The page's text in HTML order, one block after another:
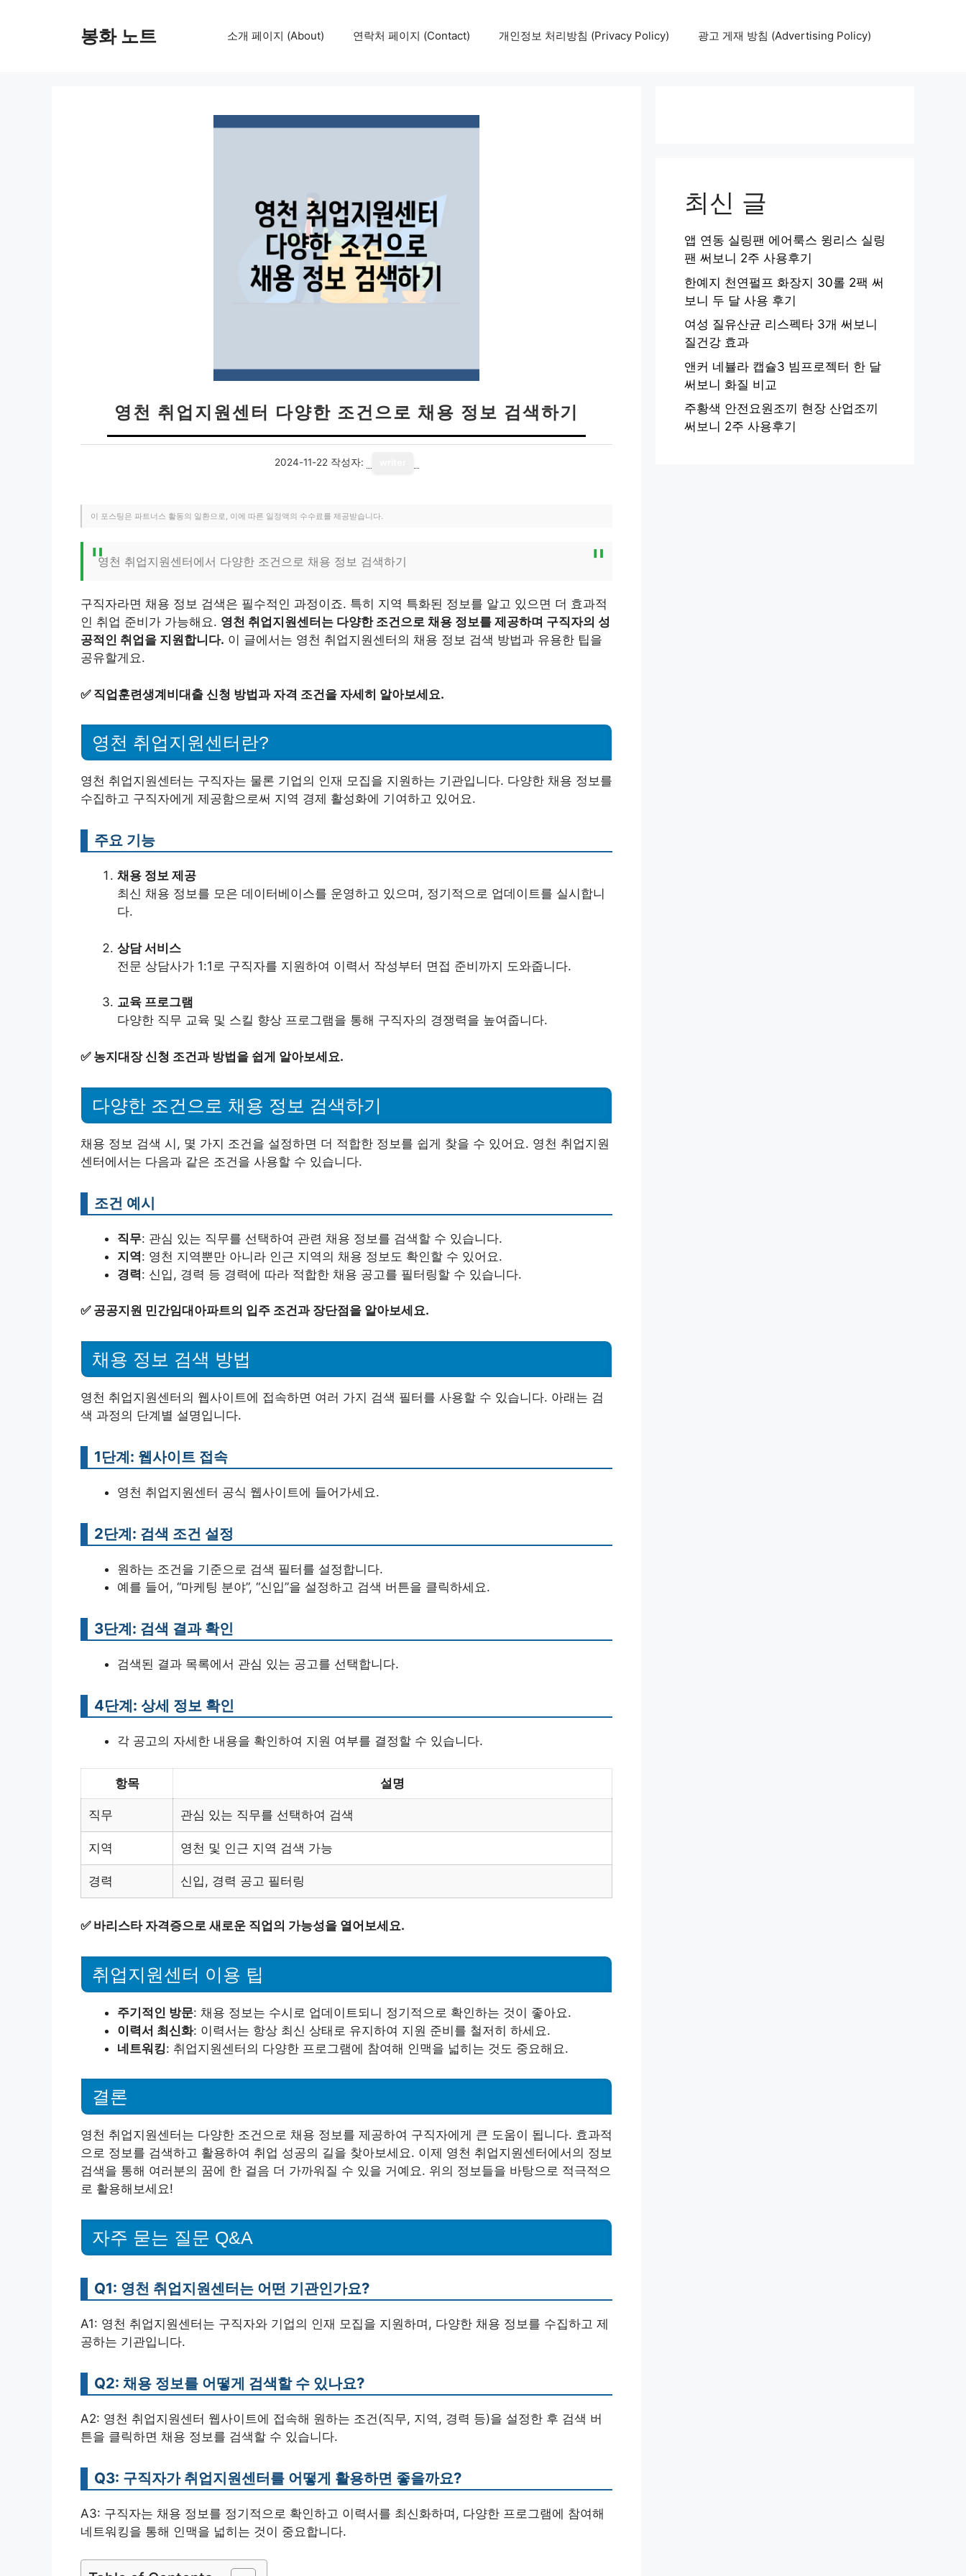
봉화 노트 소개 페이지 (About) 연락처 페이지 (Contact) 개인정보 처리방침 (Privacy Policy) 광고 게재 방침 (Advertising Policy)
영천 취업지원센터 다양한 조건으로 채용 정보 검색하기
2024-11-22 작성자:
이 포스팅은 파트너스 활동의 일환으로, 이에 따른 일정액의 수수료를 제공받습니다.
영천 취업지원센터에서 다양한 조건으로 채용 정보 검색하기
구직자라면 채용 정보 검색은 필수적인 과정이죠. 특히 지역 특화된 정보를 알고 있으면 더 효과적
인 취업 준비가 가능해요. 영천 취업지원센터는 다양한 조건으로 채용 정보를 제공하며 구직자의 성
공적인 취업을 지원합니다. 이 글에서는 영천 취업지원센터의 채용 정보 검색 방법과 유용한 팁을
공유할게요.
✅ 직업훈련생계비대출 신청 방법과 자격 조건을 자세히 알아보세요.
영천 취업지원센터란?
영천 취업지원센터는 구직자는 물론 기업의 인재 모집을 지원하는 기관입니다. 다양한 채용 정보를
수집하고 구직자에게 제공함으로써 지역 경제 활성화에 기여하고 있어요.
주요 기능
채용 정보 제공
최신 채용 정보를 모은 데이터베이스를 운영하고 있으며, 정기적으로 업데이트를 실시합니
다.
상담 서비스
전문 상담사가 1:1로 구직자를 지원하여 이력서 작성부터 면접 준비까지 도와줍니다.
교육 프로그램
다양한 직무 교육 및 스킬 향상 프로그램을 통해 구직자의 경쟁력을 높여줍니다.
✅ 농지대장 신청 조건과 방법을 쉽게 알아보세요.
다양한 조건으로 채용 정보 검색하기
채용 정보 검색 시, 몇 가지 조건을 설정하면 더 적합한 정보를 쉽게 찾을 수 있어요. 영천 취업지원
센터에서는 다음과 같은 조건을 사용할 수 있습니다.
조건 예시
직무: 관심 있는 직무를 선택하여 관련 채용 정보를 검색할 수 있습니다.
지역: 영천 지역뿐만 아니라 인근 지역의 채용 정보도 확인할 수 있어요.
경력: 신입, 경력 등 경력에 따라 적합한 채용 공고를 필터링할 수 있습니다.
✅ 공공지원 민간임대아파트의 입주 조건과 장단점을 알아보세요.
채용 정보 검색 방법
영천 취업지원센터의 웹사이트에 접속하면 여러 가지 검색 필터를 사용할 수 있습니다. 아래는 검
색 과정의 단계별 설명입니다.
1단계: 웹사이트 접속
영천 취업지원센터 공식 웹사이트에 들어가세요.
2단계: 검색 조건 설정
원하는 조건을 기준으로 검색 필터를 설정합니다.
예를 들어, “마케팅 분야”, “신입”을 설정하고 검색 버튼을 클릭하세요.
3단계: 검색 결과 확인
검색된 결과 목록에서 관심 있는 공고를 선택합니다.
4단계: 상세 정보 확인
각 공고의 자세한 내용을 확인하여 지원 여부를 결정할 수 있습니다.
항목 설명
직무 관심 있는 직무를 선택하여 검색
지역 영천 및 인근 지역 검색 가능
경력 신입, 경력 공고 필터링
✅ 바리스타 자격증으로 새로운 직업의 가능성을 열어보세요.
취업지원센터 이용 팁
주기적인 방문: 채용 정보는 수시로 업데이트되니 정기적으로 확인하는 것이 좋아요.
이력서 최신화: 이력서는 항상 최신 상태로 유지하여 지원 준비를 철저히 하세요.
네트워킹: 취업지원센터의 다양한 프로그램에 참여해 인맥을 넓히는 것도 중요해요.
결론
영천 취업지원센터는 다양한 조건으로 채용 정보를 제공하여 구직자에게 큰 도움이 됩니다. 효과적
으로 정보를 검색하고 활용하여 취업 성공의 길을 찾아보세요. 이제 영천 취업지원센터에서의 정보
검색을 통해 여러분의 꿈에 한 걸음 더 가까워질 수 있을 거예요. 위의 정보들을 바탕으로 적극적으
로 활용해보세요!
자주 묻는 질문 Q&A
Q1: 영천 취업지원센터는 어떤 기관인가요?
A1: 영천 취업지원센터는 구직자와 기업의 인재 모집을 지원하며, 다양한 채용 정보를 수집하고 제
공하는 기관입니다.
Q2: 채용 정보를 어떻게 검색할 수 있나요?
A2: 영천 취업지원센터 웹사이트에 접속해 원하는 조건(직무, 지역, 경력 등)을 설정한 후 검색 버
튼을 클릭하면 채용 정보를 검색할 수 있습니다.
Q3: 구직자가 취업지원센터를 어떻게 활용하면 좋을까요?
A3: 구직자는 채용 정보를 정기적으로 확인하고 이력서를 최신화하며, 다양한 프로그램에 참여해
네트워킹을 통해 인맥을 넓히는 것이 중요합니다.
최신 글
앱 연동 실링팬 에어룩스 윙리스 실링
팬 써보니 2주 사용후기
한예지 천연펄프 화장지 30롤 2팩 써
보니 두 달 사용 후기
여성 질유산균 리스펙타 3개 써보니
질건강 효과
앤커 네뷸라 캡슐3 빔프로젝터 한 달
써보니 화질 비교
주황색 안전요원조끼 현장 산업조끼
써보니 2주 사용후기